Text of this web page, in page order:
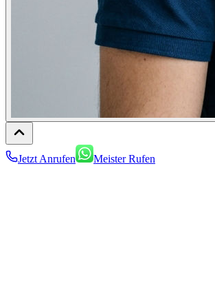
Jetzt Anrufen Meister Rufen